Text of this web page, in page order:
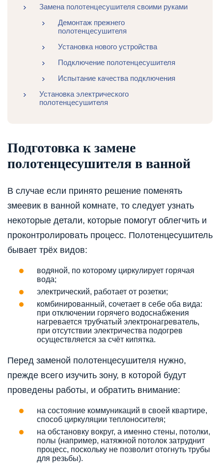
Замена полотенцесушителя своими руками
Демонтаж прежнего
полотенцесушителя
Установка нового устройства
Подключение полотенцесушителя
Испытание качества подключения
Установка электрического
полотенцесушителя
Подготовка к замене
полотенцесушителя в ванной
В случае если принято решение поменять
змеевик в ванной комнате, то следует узнать
некоторые детали, которые помогут облегчить и
проконтролировать процесс. Полотенцесушитель
бывает трёх видов:
водяной, по которому циркулирует горячая
вода;
электрический, работает от розетки;
комбинированный, сочетает в себе оба вида:
при отключении горячего водоснабжения
нагревается трубчатый электронагреватель,
при отсутствии электричества подогрев
осуществляется за счёт кипятка.
Перед заменой полотенцесушителя нужно,
прежде всего изучить зону, в которой будут
проведены работы, и обратить внимание:
на состояние коммуникаций в своей квартире,
способ циркуляции теплоносителя;
на обстановку вокруг, а именно стены, потолки,
полы (например, натяжной потолок затруднит
процесс, поскольку не позволит отогнуть трубы
для резьбы).